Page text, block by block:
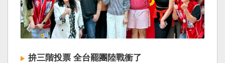
拚三階投票 全台罷團陸戰衝了